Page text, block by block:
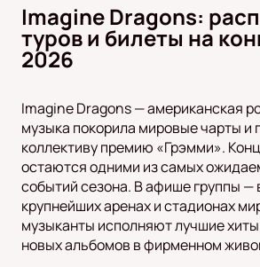
Imagine Dragons:
туров и билеты на
2026
Imagine Dragons — американская
музыка покорила мировые чарты и
коллективу премию «Грэмми».
остаются одними из самых
событий сезона. В афише группы —
крупнейших аренах и стадионах
музыканты исполняют лучшие
новых альбомов в фирменном